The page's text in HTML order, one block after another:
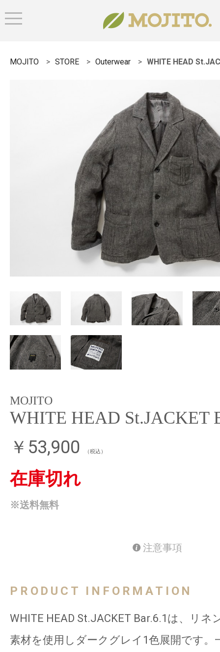
MOJITO STORE Outerwear WHITE HEAD
MOJITO
WHITE HEAD St.JACKET
￥53,900 （税込）
在庫切れ
※送料無料
注意事項
PRODUCT INFORMATION
WHITE HEAD St.JACKET Bar.6.1は、リネ
素材を使用しダークグレイ1色展開です。